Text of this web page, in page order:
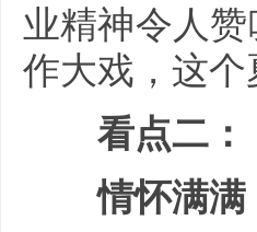
业精神令人
作大戏，这
看点二：
情怀满满